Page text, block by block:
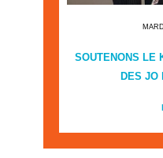
SOUTENONS LE
DES JO